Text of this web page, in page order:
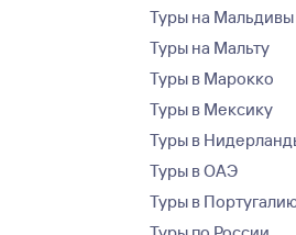
Туры на Мальдивы
Туры на Мальту
Туры в Марокко
Туры в Мексику
Туры в
Туры в ОАЭ
Туры в